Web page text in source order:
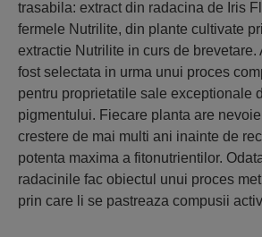
trasabila: extract din radacina de Iris
fermele Nutrilite, din plante cultivate
extractie Nutrilite in curs de brevetare.
fost selectata in urma unui proces
pentru proprietatile sale exceptionale
pigmentului. Fiecare planta are
crestere de mai multi ani inainte de
potenta maxima a fitonutrientilor.
radacinile fac obiectul unui proces
prin care li se pastreaza compusii